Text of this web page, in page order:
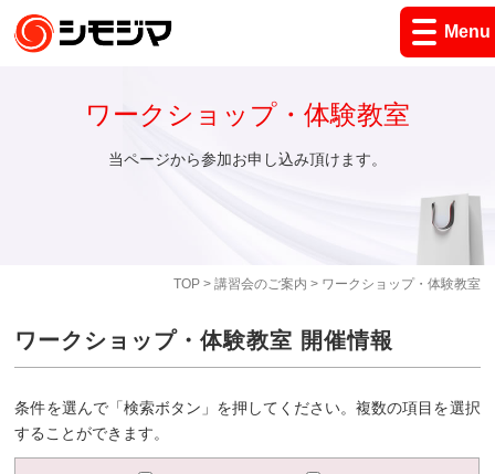
Menu
TOP> 講習会のご案内 > ワークショップ・体験教室
ワークショップ・体験教室
当ページから参加お申し込み頂けます。
ワークショップ・体験教室 開催情報
条件を選んで「検索ボタン」を押してください。複数の項目を選択
することができます。